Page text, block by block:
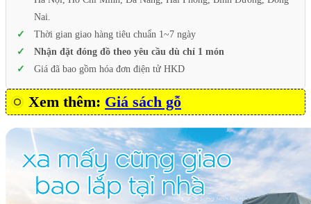
Nai.
Thời gian giao hàng tiêu chuẩn 1~7 ngày
Nhận đặt đóng đồ theo yêu cầu dù chỉ 1 món
Giá đã bao gồm hóa đơn điện tử HKD
Xem thêm: Giá sách gỗ